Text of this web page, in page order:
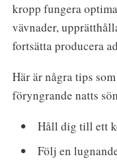
kropp fungera
vävnader,
fortsätta producera
Här är några tips
föryngrande natts
Håll dig till ett
Följ en